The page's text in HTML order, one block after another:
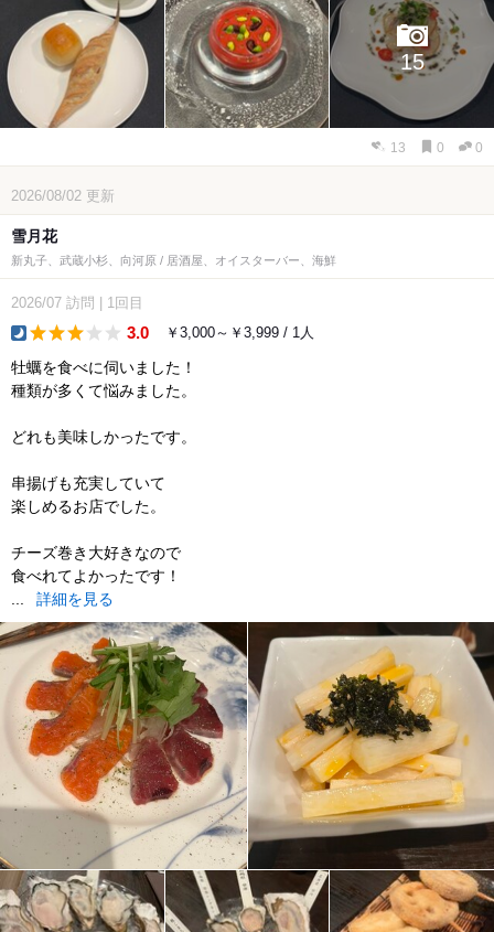
15
13 0 0
2026/08/02 更新
雪月花
新丸子、武蔵小杉、向河原 / 居酒屋、オイスターバー、海鮮
2026/07 訪問 1回目
3.0 ￥3,000～￥3,999 / 1人
牡蠣を食べに伺いました！
種類が多くて悩みました。
どれも美味しかったです。
串揚げも充実していて
楽しめるお店でした。
チーズ巻き大好きなので
食べれてよかったです！
詳細を見る